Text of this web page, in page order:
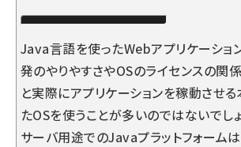
Java言語を使ったWebアプリケーショ
発のやりやすさやOSのライセンスの関
と実際にアプリケーションを稼動させ
たOSを使うことが多いのではないでし
サーバ用途でのJavaプラットフォーム